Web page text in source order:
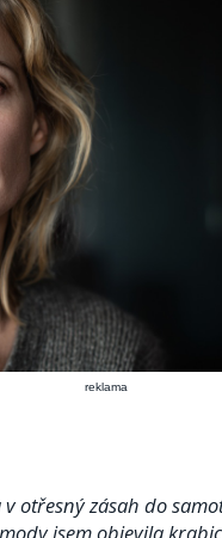
reklama
otřesný zásah do